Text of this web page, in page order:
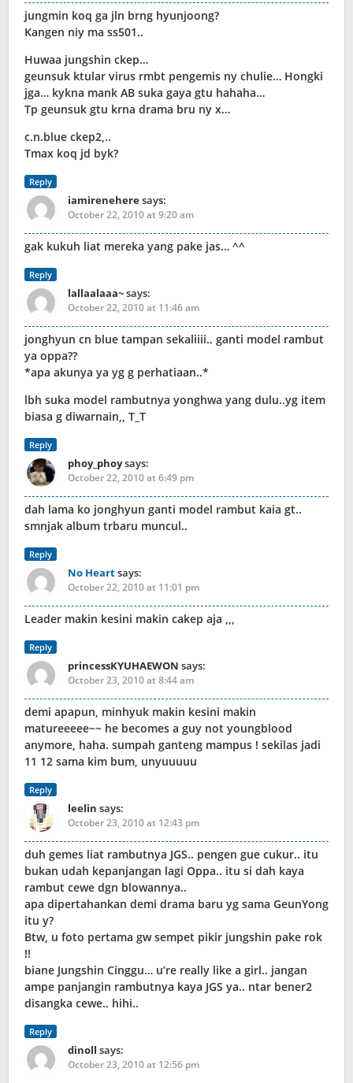
jungmin koq ga jln brng hyunjoong?
Kangen niy ma ss501..
Huwaa jungshin ckep…
geunsuk ktular virus rmbt pengemis ny chulie… Hongki
jga… kykna mank AB suka gaya gtu hahaha…
Tp geunsuk gtu krna drama bru ny x…
c.n.blue ckep2,..
Tmax koq jd byk?
Reply
iamireneheresays:
October 22, 2010 at 9:20 am
gak kukuh liat mereka yang pake jas… ^^
Reply
lallaalaaa~says:
October 22, 2010 at 11:46 am
jonghyun cn blue tampan sekaliiii.. ganti model rambut
ya oppa??
*apa akunya ya yg g perhatiaan..*
lbh suka model rambutnya yonghwa yang dulu..yg item
biasa g diwarnain,, T_T
Reply
phoy_phoysays:
October 22, 2010 at 6:49 pm
dah lama ko jonghyun ganti model rambut kaia gt..
smnjak album trbaru muncul..
Reply
No Heartsays:
October 22, 2010 at 11:01 pm
Leader makin kesini makin cakep aja ,,,
Reply
princessKYUHAEWON says:
October 23, 2010 at 8:44 am
demi apapun, minhyuk makin kesini makin
matureeeee~~ he becomes a guy not youngblood
anymore, haha. sumpah ganteng mampus ! sekilas jadi
11 12 sama kim bum, unyuuuuu
Reply
leelin says:
October 23, 2010 at 12:43 pm
duh gemes liat rambutnya JGS.. pengen gue cukur.. itu
bukan udah kepanjangan lagi Oppa.. itu si dah kaya
rambut cewe dgn blowannya..
apa dipertahankan demi drama baru yg sama GeunYong
itu y?
Btw, u foto pertama gw sempet pikir jungshin pake rok
!!
biane Jungshin Cinggu… u’re really like a girl.. jangan
ampe panjangin rambutnya kaya JGS ya.. ntar bener2
disangka cewe.. hihi..
Reply
dinoll says:
October 23, 2010 at 12:56 pm